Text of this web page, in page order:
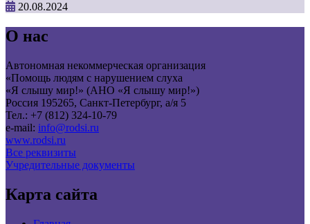
20.08.2024
О нас
Автономная некоммерческая организация
«Помощь людям с нарушением слуха
«Я слышу мир!» (АНО «Я слышу мир!»)
Россия 195265, Санкт-Петербург, а/я 5
Тел.: +7 (812) 324-10-79
e-mail: info@rodsi.ru
www.rodsi.ru
Все реквизиты
Учредительные документы
Карта сайта